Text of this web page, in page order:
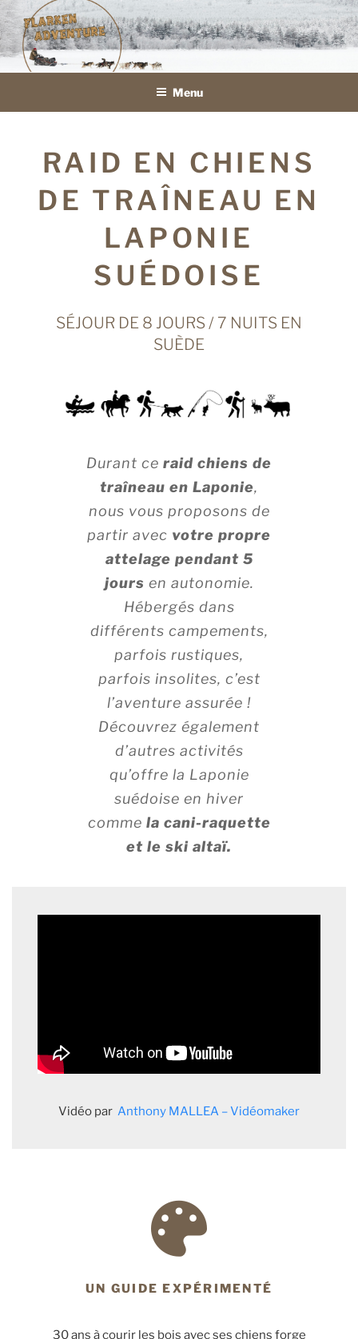
Aller
au
contenu
principalFLARKEN ADVENTURE
VOYAGE ET SÉJOURS EN TRAÎNEAU À CHIENS EN LAPONIE
Menu
RAID EN CHIENS
DE TRAÎNEAU EN
LAPONIE
SUÉDOISE
SÉJOUR DE 8 JOURS / 7 NUITS EN
SUÈDE
Durant ce raid chiens de
traîneau en Laponie,
nous vous proposons de
partir avec votre propre
attelage pendant 5
jours en autonomie.
Hébergés dans
différents campements,
parfois rustiques,
parfois insolites, c’est
l’aventure assurée !
Découvrez également
d’autres activités
qu’offre la Laponie
suédoise en hiver
comme la cani-raquette
et le ski altaï.
Vidéo par Anthony MALLEA – Vidéomaker
UN GUIDE EXPÉRIMENTÉ
30 ans à courir les bois avec ses chiens forge